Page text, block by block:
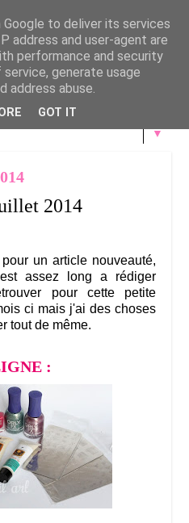
▼
2014
un article nouveauté,
assez long a rédiger
pour cette petite
ci mais j'ai des choses
tout de même.
:
to deliver its services
address and user-agent are
performance and security
generate usage
address abuse.
GOT IT